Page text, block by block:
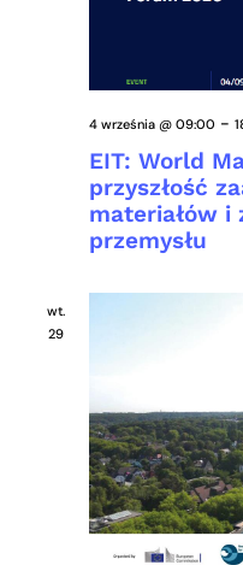
EIT: World
przyszłość
materiałów i
przemysłu
4 września @ 09:00 -
wt.
29